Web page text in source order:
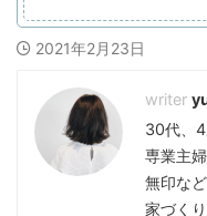
2021年2月23日
30代、4
専業主
無印な
家づく